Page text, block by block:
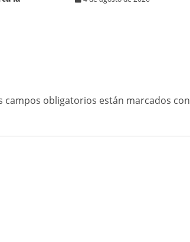
campos obligatorios están marcados con